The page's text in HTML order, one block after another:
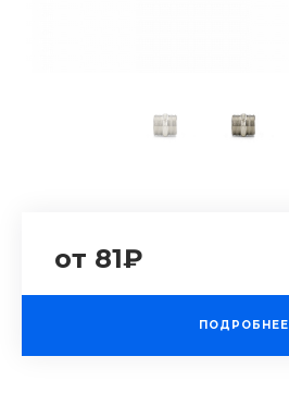
от 81₽
ПОДРОБНЕЕ